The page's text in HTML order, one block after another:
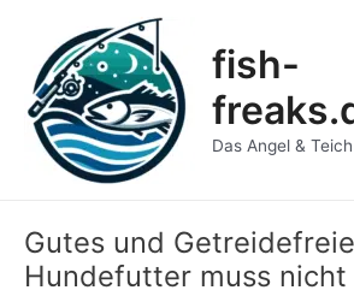
springen
fish-
Das Angel &
Gutes und
Hundefutter muss nicht
navigation